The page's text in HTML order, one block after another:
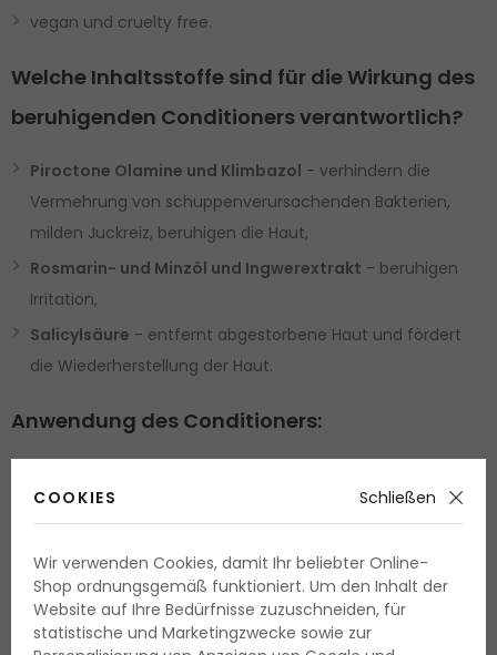
vegan und cruelty free.
Welche Inhaltsstoffe sind für die Wirkung des
beruhigenden Conditioners verantwortlich?
Piroctone Olamine und Klimbazol - verhindern die
Vermehrung von schuppenverursachenden Bakterien,
milden Juckreiz, beruhigen die Haut,
Rosmarin- und Minzöl und Ingwerextrakt - beruhigen
Irritation,
Salicylsäure - entfernt abgestorbene Haut und fördert
die Wiederherstellung der Haut.
Anwendung des Conditioners:
verteilen. 1 bis 2 Minuten einwirken lassen und dann sorgfältig
Nach Haartyp
Für alle Haartypen
Vegan
Ja
Cruelty free
Ja
COOKIES Schließen
Wir verwenden Cookies, damit Ihr beliebter Online-
Shop ordnungsgemäß funktioniert. Um den Inhalt der
Website auf Ihre Bedürfnisse zuzuschneiden, für
statistische und Marketingzwecke sowie zur